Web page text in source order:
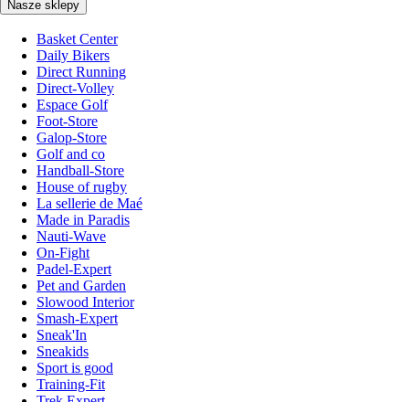
Nasze sklepy
Basket Center
Daily Bikers
Direct Running
Direct-Volley
Espace Golf
Foot-Store
Galop-Store
Golf and co
Handball-Store
House of rugby
La sellerie de Maé
Made in Paradis
Nauti-Wave
On-Fight
Padel-Expert
Pet and Garden
Slowood Interior
Smash-Expert
Sneak'In
Sneakids
Sport is good
Training-Fit